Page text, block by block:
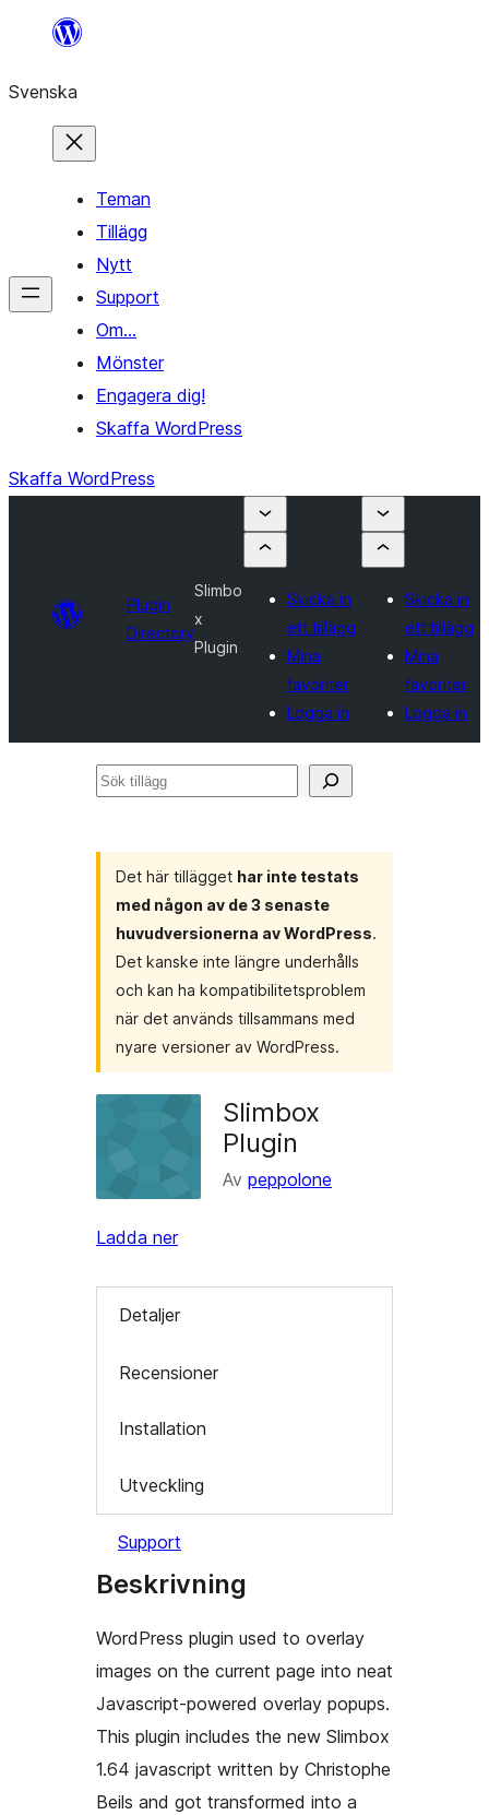
Hoppa
innehåll
Svenska
Teman
Tillägg
Nytt
Support
Om…
Mönster
Engagera dig!
Skaffa WordPress
Skaffa WordPress
Plugin
Directory
Slimbo
x
Plugin
Skicka in
ett tillägg
Mina
favoriter
Logga in
Skicka in
ett tillägg
Mina
favoriter
Logga in
Sök
Det här tillägget har inte testats
med någon av de 3 senaste
huvudversionerna av WordPress.
Det kanske inte längre underhålls
och kan ha kompatibilitetsproblem
när det används tillsammans med
nyare versioner av WordPress.
Slimbox
Plugin
Av peppolone
Ladda ner
Detaljer
Recensioner
Installation
Utveckling
Support
Beskrivning
WordPress plugin used to overlay
images on the current page into neat
Javascript-powered overlay popups.
This plugin includes the new Slimbox
1.64 javascript written by Christophe
Beils and got transformed into a